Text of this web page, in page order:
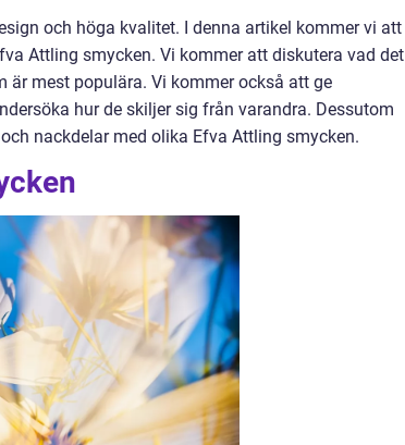
och höga kvalitet. I denna artikel kommer vi att
Attling smycken. Vi kommer att diskutera vad det
mest populära. Vi kommer också att ge
hur de skiljer sig från varandra. Dessutom
nackdelar med olika Efva Attling smycken.